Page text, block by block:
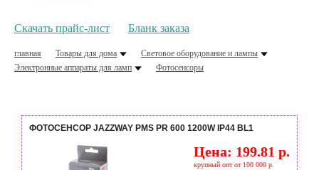
Скачать прайс-лист Бланк заказа
главная Товары для дома
Световое оборудование и лампы
Электронные аппараты для ламп
Фотосенсоры
ФОТОСЕНСОР JAZZWAY PMS PR 600 1200W IP44 BL1
Цена: 199.81 р.
крупный опт от 100 000 р.